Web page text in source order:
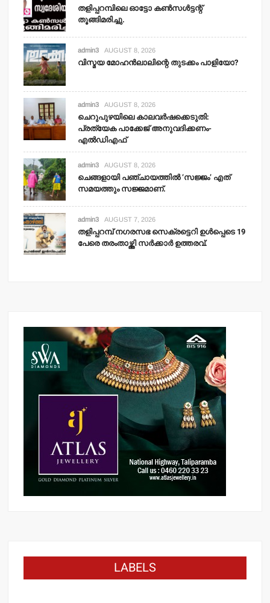
തളിപ്പറമ്പിലെ ഓട്ടോ കണ്‍സള്‍ട്ടന്റ്
തൂങ്ങിമരിച്ചു.
admin3 AUGUST 8, 2026
വിസ്മയ മോഹന്‍ലാലിന്റെ തുടക്കം പാളിയോ?
admin3 AUGUST 8, 2026
ചെറുപുഴയിലെ കാലവര്‍ഷക്കെടുതി:
പ്രത്യേക പാക്കേജ് അനുവദിക്കണം-
എല്‍ഡിഎഫ്
admin3 AUGUST 8, 2026
ചെങ്ങളായി പഞ്ചായത്തില്‍ ‘സജ്ജം’ എത്
സമയത്തും സജ്ജമാണ്.
admin3 AUGUST 7, 2026
തളിപ്പറമ്പ് നഗരസഭ സെക്രട്ടെറി ഉള്‍പ്പെടെ 19
പേരെ തരംതാഴ്ത്തി സര്‍ക്കാര്‍ ഉത്തരവ്.
LABELS